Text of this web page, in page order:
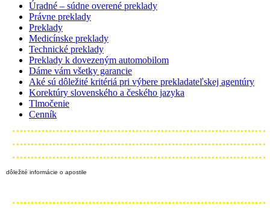
Úradné – súdne overené preklady
Právne preklady
Preklady
Medicínske preklady
Technické preklady
Preklady k dovezeným automobilom
Dáme vám všetky garancie
Aké sú dôležité kritériá pri výbere prekladateľskej agentúry
Korektúry slovenského a českého jazyka
Tlmočenie
Cenník
dôležité informácie o apostile